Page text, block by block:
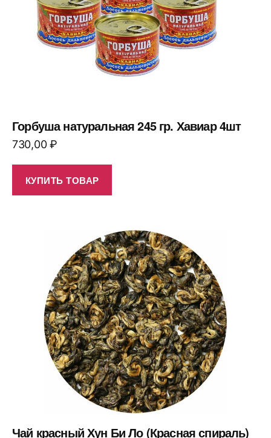
Горбуша натуральная 245 гр. Хавиар 4шт
730,00₽
КУПИТЬ ТОВАР
Чай красный Хун Би Ло (Красная спираль)